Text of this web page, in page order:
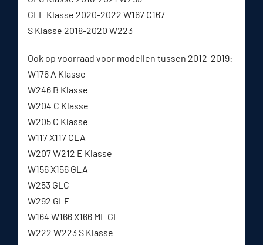
GLE Klasse 2020-2022 W167 C167
S Klasse 2018-2020 W223
Ook op voorraad voor modellen tussen 2012-2019:
W176 A Klasse
W246 B Klasse
W204 C Klasse
W205 C Klasse
W117 X117 CLA
W207 W212 E Klasse
W156 X156 GLA
W253 GLC
W292 GLE
W164 W166 X166 ML GL
W222 W223 S Klasse